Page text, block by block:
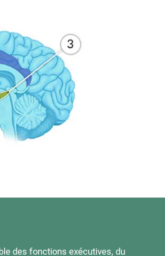
des fonctions exécutives, du